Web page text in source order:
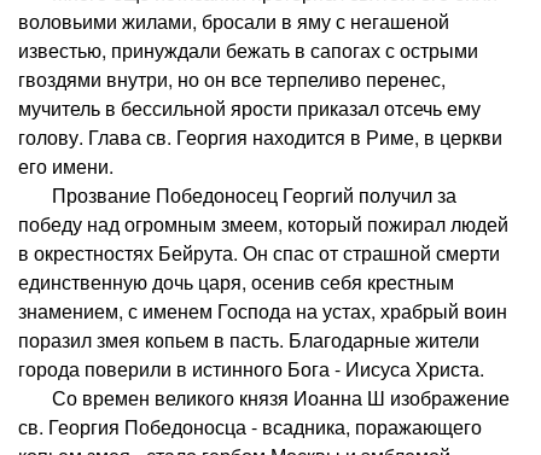
воловьими жилами, бросали в яму с негашеной
известью, принуждали бежать в сапогах с острыми
гвоздями внутри, но он все терпеливо перенес,
мучитель в бессильной ярости приказал отсечь ему
голову. Глава св. Георгия находится в Риме, в церкви
его имени.
Прозвание Победоносец Георгий получил за
победу над огромным змеем, который пожирал людей
в окрестностях Бейрута. Он спас от страшной смерти
единственную дочь царя, осенив себя крестным
знамением, с именем Господа на устах, храбрый воин
поразил змея копьем в пасть. Благодарные жители
города поверили в истинного Бога - Иисуса Христа.
Со времен великого князя Иоанна Ш изображение
св. Георгия Победоносца - всадника, поражающего